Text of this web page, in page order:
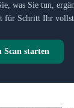
was Sie tun,
für Schritt Ihr
Scan starten